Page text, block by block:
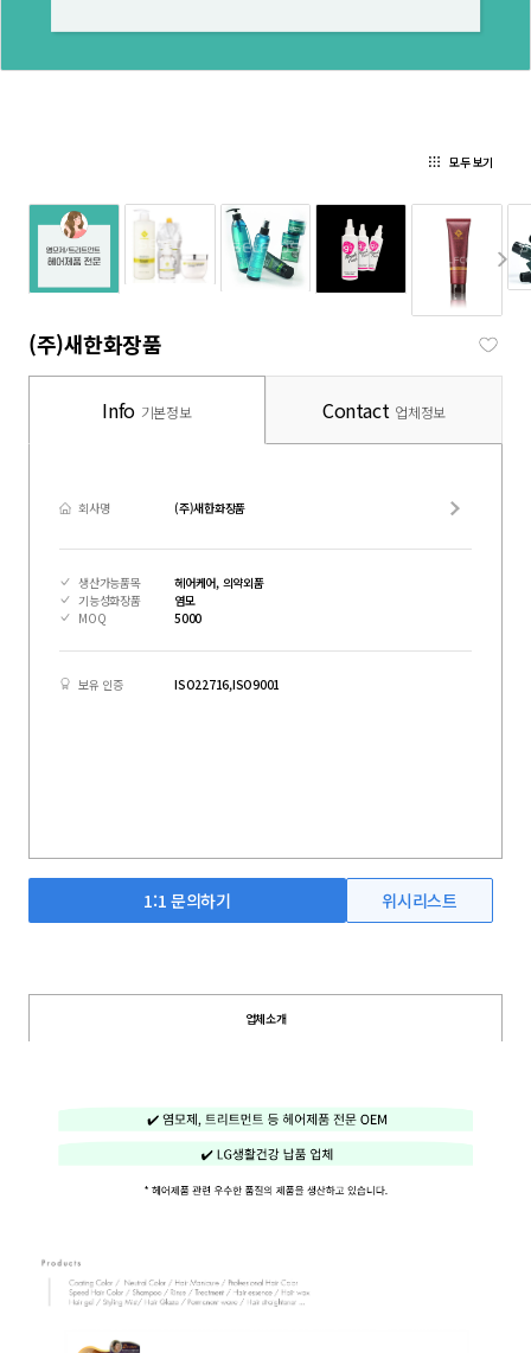
모두 보기
(주)새한화장품
Info 기본정보 Contact 업체정보
회사명 (주)새한화장품
생산가능품목
헤어케어, 의약외품
기능성화장품
염모
MOQ
5000
보유 인증 ISO22716,ISO9001
1:1 문의하기 위시리스트
업체소개